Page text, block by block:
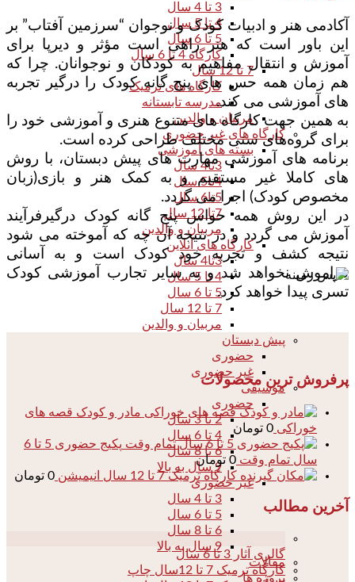
3 تا 4 سال
4 تا 5 سال
5 تا 6 سال
کارگاه 4 تا 6 سال
7 تا 12 سال
کارگاه های ترمیک
مدرسه تابستانه
مربیان و والدین
کارگاه های غیر حضوری
بسته های آموزشی
3تا4 سال
4تا5 سال
5تا6 سال
7تا 12 سال
مربیان و والدین
کارگاه های آنلاین
3تا4 سال
4 تا 5 سال
5 تا 6 سال
7 تا 12 سال
مربیان و والدین
پیش دبستان
حضوری
غیر حضوری
موسیقی
حضوری
2 تا 3 سال
4 تا 6 سال
6 تا 8 سال
9 سال به بالا
غیر حضوری
3 تا 4 سال
5 تا 6 سال
6 تا 8 سال
9 سال به بالا
مقالات
پروژه ها
آکادمی هنر و ادبیات کودک و نوجوان “سرزمین آفتاب” بر
این باور است که هنر راهی است مؤثر و دیرپا برای
آموزش و انتقال مفاهیم به کودکان و نوجوانان. چرا که
هم زمان همه حس های پنج گانه کودک را درگیر تجربه
های آموزشی می کند.
به همین جهت کارگاه های متنوع هنری و آموزشی خود را
برای گروه‌های سنی مختلف طراحی کرده است.
برنامه های آموزشی مهارت های پیش دبستان، با روش
های کاملا غیر مستقیم و به کمک هنر و بازی(زبان
مخصوص کودک) اجرا می گردد.
در این روش همه حواس پنج گانه کودک درگیرفرآیند
آموزش می گردد و در نتیجه آن چه که آموخته می شود
نتیجه کشف و تجربه خود کودک است و به آسانی
فراموش نخواهد شد و به سایر تجارب آموزشی کودک
تسری پیدا خواهد کرد.
پرفروش ترین محصولات
مادر و کودک قصه های
خوراکی 0 تومان
پکیج حضوری 5 تا 6
سال تمام وقت 0 تومان
کارگاه ترمیک 7 تا 12 سال انیمیشن
0 تومان
آخرین مطالب
گالری آثار 3 تا 6 سال
کارگاه ترمیک 7 تا 12سال چاپ